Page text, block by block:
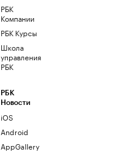
РБК
Компании
РБК Курсы
Школа
управления
РБК
РБК
Новости
iOS
Android
AppGallery